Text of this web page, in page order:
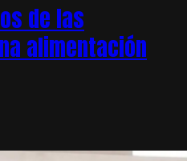
de las
alimentación